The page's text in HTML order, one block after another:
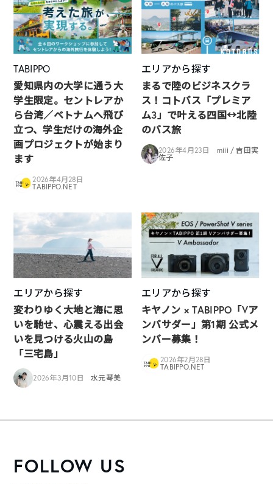
TABIPPO
愛知県内の大学に通う大
学生限定。セントレアか
ら台湾／ベトナムへ飛び
立つ、学生だけの海外企
画プロジェクトが始まり
ます
2026年4月28日
TABIPPO.NET
エリアから探す
まるで陸のビジネスクラ
ス！コトバス「プレミア
ム3」で叶える四国↔︎北陸
のバス旅
2026年4月23日
miii / 吉田実
佐子
エリアから探す
変わりゆく大地と海に思
いを馳せ、心震える出会
いを見つける火山の島
「三宅島」
2026年3月10日 水元琴美
エリアから探す
キヤノン × TABIPPO「Vア
ンバサダー」第1期 公式メ
ンバー募集！
2026年2月28日
TABIPPO.NET
FOLLOW US